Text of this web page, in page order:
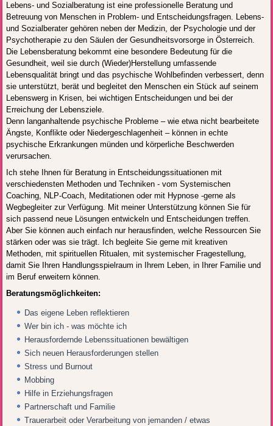
Lebens- und Sozialberatung ist eine professionelle Beratung und
Betreuung von Menschen in Problem- und Entscheidungsfragen. Lebens-
und Sozialberater gehören neben der Medizin, der Psychologie und der
Psychotherapie zu den Säulen der Gesundheitsvorsorge in Österreich.
Die Lebensberatung bekommt eine besondere Bedeutung für die
Gesundheit, weil sie durch (Wieder)Herstellung umfassende
Lebensqualität bringt und das psychische Wohlbefinden verbessert, denn
sie unterstützt, berät und begleitet den Menschen ein Stück auf seinem
Lebenswerg in Krisen, bei wichtigen Entscheidungen und bei der
Erreichung der Lebensziele.
Denn langanhaltende psychische Probleme – wie etwa nicht bearbeitete
Ängste, Konflikte oder Niedergeschlagenheit – können in echte
psychische Erkrankungen münden und körperliche Beschwerden
verursachen.
Ich stehe Ihnen für Beratung in Entscheidungssituationen mit
verschiedensten Methoden und Techniken - vom Systemischen
Coaching, NLP-Coach, Meditationen oder mit Hypnose -gerne als
Wegbegleiter zur Verfügung. Mit meiner Unterstützung können Sie für
sich passend neue Lösungen entwickeln und Entscheidungen treffen.
Aber Sie können auch einfach nur herausfinden, welche Ressourcen Sie
stärken oder was sie trägt. Ich begleite Sie gerne mit kreativen
Methoden, mit spirituellen Ritualen, mit systemischer Fragestellung,
damit Sie Ihren Handlungsspielraum in Ihrem Leben, in Ihrer Familie und
im Beruf erweitern können.
Beratungsmöglichkeiten:
Das eigene Leben reflektieren
Wer bin ich - was möchte ich
Herausfordernde Lebenssituationen bewältigen
Sich neuen Herausforderungen stellen
Stress und Burnout
Mobbing
Hilfe in Erziehungsfragen
Partnerschaft und Familie
Trauerarbeit oder Verarbeitung von jemanden / etwas